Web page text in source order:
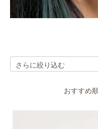
おすすめ